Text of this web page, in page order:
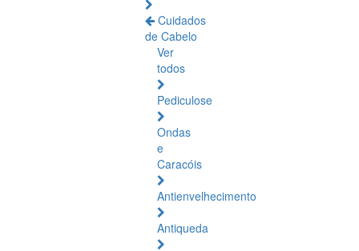
Cuidados
de Cabelo
Ver
todos
Pediculose
Ondas
e
Caracóis
Antienvelhecimento
Antiqueda